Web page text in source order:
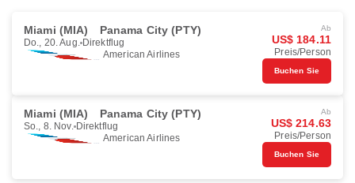
Miami (MIA) Panama City (PTY)
Do., 20. Aug. Direktflug
American Airlines
Ab
US$ 184.11
Preis/Person
Buchen Sie
Miami (MIA) Panama City (PTY)
So., 8. Nov. Direktflug
American Airlines
Ab
US$ 214.63
Preis/Person
Buchen Sie